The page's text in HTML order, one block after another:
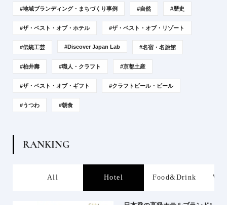
#地域ブランディング・まちづくり事例 #自然 #歴史
#ザ・ベスト・オブ・ホテル #ザ・ベスト・オブ・リゾート
#伝統工芸 #Discover Japan Lab #名宿・名旅館
#柏井壽 #職人・クラフト #京都土産
#ザ・ベスト・オブ・ギフト #クラフトビール・ビール
#うつわ #朝食
RANKING
All Hotel Food&Drink